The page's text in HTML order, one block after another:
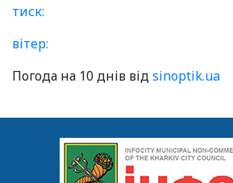
тиск:
вітер:
Погода на 10 днів відsinoptik.ua